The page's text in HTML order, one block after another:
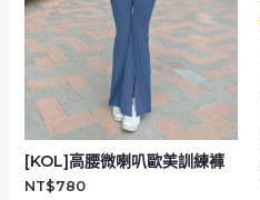
[KOL]高腰微喇叭歐美訓練褲
NT$780